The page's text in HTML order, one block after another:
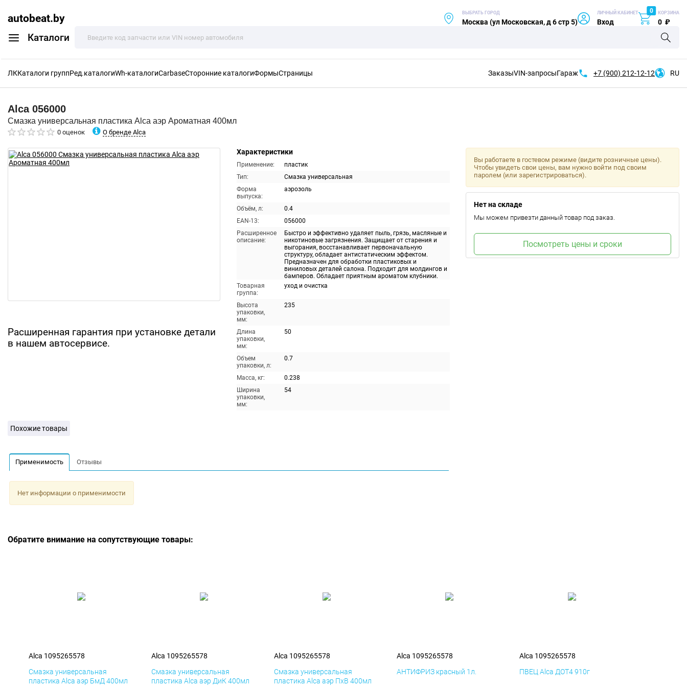
autobeat.by
Каталоги
ВЫБРАТЬ ГОРОД
Москва (ул Московская, д 6 стр 5)
ЛИЧНЫЙ КАБИНЕТ
Вход
0 КОРЗИНА
0 ₽
ЛККаталоги группРед.каталогиWh-каталогиCarbaseСторонние каталогиФормыСтраницы ЗаказыVIN-запросыГараж +7 (900) 212-12-12 RU
Alca 056000
Смазка универсальная пластика Alca аэр Ароматная 400мл
0 оценок О бренде Alca
Расширенная гарантия при установке детали
в нашем автосервисе.
Характеристики
Применение:
пластик
Тип:
Смазка универсальная
Форма
выпуска:
аэрозоль
Объём, л:
0.4
EAN-13:
056000
Расширенное
описание:
Быстро и эффективно удаляет пыль, грязь, масляные и
никотиновые загрязнения. Защищает от старения и
выгорания, восстанавливает первоначальную
структуру, обладает антистатическим эффектом.
Предназначен для обработки пластиковых и
виниловых деталей салона. Подходит для молдингов и
бамперов. Обладает приятным ароматом клубники.
Товарная
группа:
уход и очистка
Высота
упаковки,
мм:
235
Длина
упаковки,
мм:
50
Объем
упаковки, л:
0.7
Масса, кг:
0.238
Ширина
упаковки,
мм:
54
Вы работаете в гостевом режиме (видите розничные цены).
Чтобы увидеть свои цены, вам нужно войти под своим
паролем (или зарегистрироваться).
Нет на складе
Мы можем привезти данный товар под заказ.
Посмотреть цены и сроки
Похожие товары
Применимость Отзывы
Нет информации о применимости
Обратите внимание на сопутствующие товары:
Alca 1095265578
Смазка универсальная
пластика Alca аэр БмД 400мл
Alca 1095265578
Смазка универсальная
пластика Alca аэр ДиК 400мл
Alca 1095265578
Смазка универсальная
пластика Alca аэр ПхВ 400мл
Alca 1095265578
АНТИФРИЗ красный 1л.
Alca 1095265578
ПВЕЦ Alca ДОТ4 910г